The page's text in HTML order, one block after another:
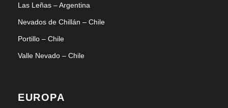
Las Leñas – Argentina
Nevados de Chillán – Chile
Portillo – Chile
Valle Nevado – Chile
EUROPA